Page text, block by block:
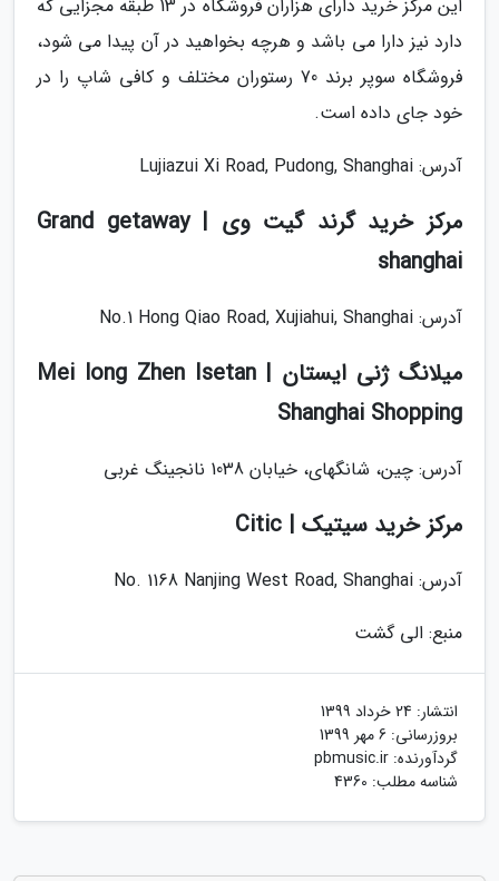
این مرکز خرید دارای هزاران فروشگاه در 13 طبقه مجزایی که
دارد نیز دارا می باشد و هرچه بخواهید در آن پیدا می شود،
فروشگاه سوپر برند 70 رستوران مختلف و کافی شاپ را در
خود جای داده است.
آدرس: Lujiazui Xi Road, Pudong, Shanghai
مرکز خرید گرند گیت وی | Grand getaway
shanghai
آدرس: No.1 Hong Qiao Road, Xujiahui, Shanghai
میلانگ ژنی ایستان | Mei long Zhen Isetan
Shanghai Shopping
آدرس: چین، شانگهای، خیابان 1038 نانجینگ غربی
مرکز خرید سیتیک | Citic
آدرس: No. 1168 Nanjing West Road, Shanghai
منبع: الی گشت
انتشار: 24 خرداد 1399
بروزرسانی: 6 مهر 1399
گردآورنده: pbmusic.ir
شناسه مطلب: 4360